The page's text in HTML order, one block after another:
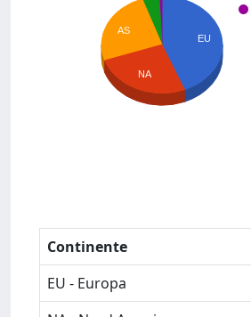
EU
AS
NA
Continente
EU - Europa